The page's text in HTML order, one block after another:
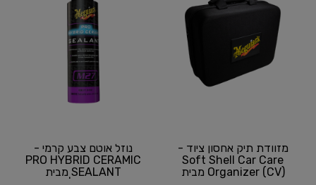
מזוודת תיק אחסון ציוד -
Soft Shell Car Care
Organizer (CV) מבית
נוזל אוטם צבע קרמי -
PRO HYBRID CERAMIC
SEALANT מבית